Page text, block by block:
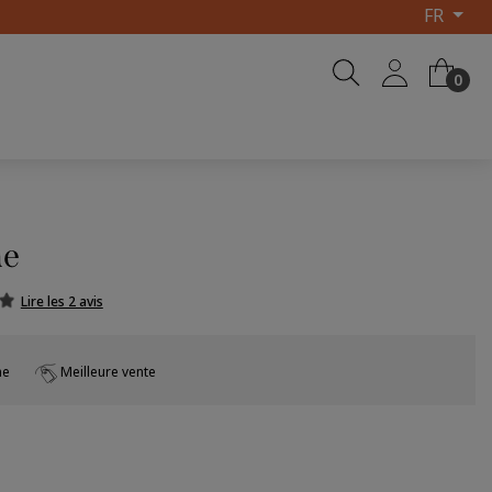
FR
0
Lire les 2 avis
Meilleure vente